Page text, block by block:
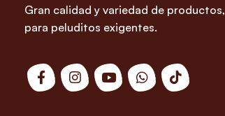
Gran calidad y variedad de productos,
para peluditos exigentes.